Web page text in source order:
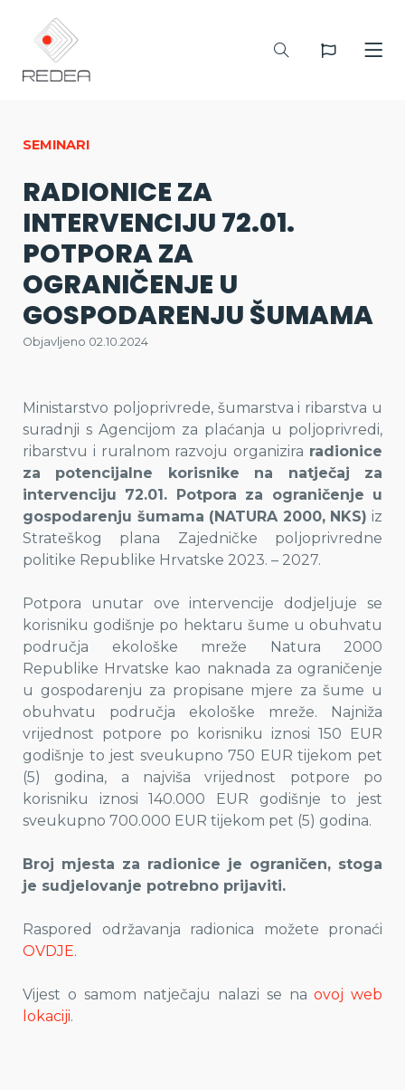
SEMINARI
RADIONICE ZA
INTERVENCIJU 72.01.
POTPORA ZA
OGRANIČENJE U
GOSPODARENJU ŠUMAMA
Objavljeno 02.10.2024
Ministarstvo poljoprivrede, šumarstva i ribarstva u
suradnji s Agencijom za plaćanja u poljoprivredi,
ribarstvu i ruralnom razvoju organizira radionice
za potencijalne korisnike na natječaj za
intervenciju 72.01. Potpora za ograničenje u
gospodarenju šumama (NATURA 2000, NKS) iz
Strateškog plana Zajedničke poljoprivredne
politike Republike Hrvatske 2023. – 2027.
Potpora unutar ove intervencije dodjeljuje se
korisniku godišnje po hektaru šume u obuhvatu
područja ekološke mreže Natura 2000
Republike Hrvatske kao naknada za ograničenje
u gospodarenju za propisane mjere za šume u
obuhvatu područja ekološke mreže. Najniža
vrijednost potpore po korisniku iznosi 150 EUR
godišnje to jest sveukupno 750 EUR tijekom pet
(5) godina, a najviša vrijednost potpore po
korisniku iznosi 140.000 EUR godišnje to jest
sveukupno 700.000 EUR tijekom pet (5) godina.
Broj mjesta za radionice je ograničen, stoga
je sudjelovanje potrebno prijaviti.
Raspored održavanja radionica možete pronaći
OVDJE.
Vijest o samom natječaju nalazi se naovoj web
lokaciji.